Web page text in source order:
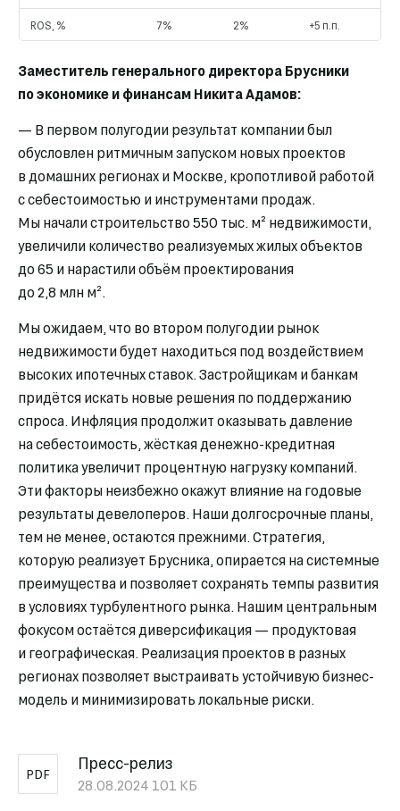
ROS, % 7% 2% +5 п.п.
Заместитель генерального директора Брусники
по экономике и финансам Никита Адамов:
— В первом полугодии результат компании был
обусловлен ритмичным запуском новых проектов
в домашних регионах и Москве, кропотливой работой
с себестоимостью и инструментами продаж.
Мы начали строительство 550 тыс. м² недвижимости,
увеличили количество реализуемых жилых объектов
до 65 и нарастили объём проектирования
до 2,8 млн м².
Мы ожидаем, что во втором полугодии рынок
недвижимости будет находиться под воздействием
высоких ипотечных ставок. Застройщикам и банкам
придётся искать новые решения по поддержанию
спроса. Инфляция продолжит оказывать давление
на себестоимость, жёсткая денежно-кредитная
политика увеличит процентную нагрузку компаний.
Эти факторы неизбежно окажут влияние на годовые
результаты девелоперов. Наши долгосрочные планы,
тем не менее, остаются прежними. Стратегия,
которую реализует Брусника, опирается на системные
преимущества и позволяет сохранять темпы развития
в условиях турбулентного рынка. Нашим центральным
фокусом остаётся диверсификация — продуктовая
и географическая. Реализация проектов в разных
регионах позволяет выстраивать устойчивую бизнес-
модель и минимизировать локальные риски.
PDF
Пресс-релиз
28.08.2024 101 КБ